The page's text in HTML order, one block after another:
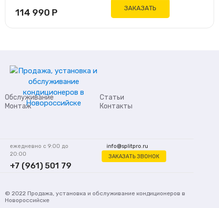
114 990 Р ЗАКАЗАТЬ
Обслуживание
Монтаж
Статьи
Контакты
info@splitpro.ru
ЗАКАЗАТЬ ЗВОНОК
ежедневно с 9:00 до
20:00
+7 (961) 501 79
© 2022 Продажа, установка и обслуживание кондиционеров в
Новороссийске